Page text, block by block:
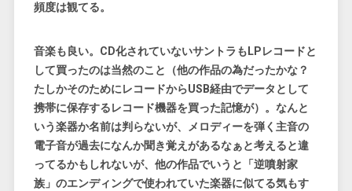
頻度は観てる。
音楽も良い。CD化されていないサントラもLPレコードと
して買ったのは当然のこと（他の作品の為だったかな？
たしかそのためにレコードからUSB経由でデータとして
携帯に保存するレコード機器を買った記憶が）。なんと
いう楽器か名前は判らないが、メロディーを弾く主音の
電子音が過去になんか聞き覚えがあるなぁと考えると違
ってるかもしれないが、他の作品でいうと 「逆噴射家
族」 のエンディングで使われていた楽器に似てる気もす